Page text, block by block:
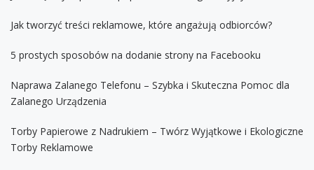
Jak tworzyć treści reklamowe, które angażują odbiorców?
5 prostych sposobów na dodanie strony na Facebooku
Naprawa Zalanego Telefonu – Szybka i Skuteczna Pomoc dla
Zalanego Urządzenia
Torby Papierowe z Nadrukiem – Twórz Wyjątkowe i Ekologiczne
Torby Reklamowe